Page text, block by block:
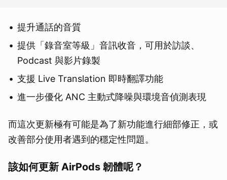
提升通話的音質
提供「錄音室等級」音訊收音，可用於訪談、
Podcast 與影片錄製
支援 Live Translation 即時翻譯功能
進一步優化 ANC 主動式降噪與環境音偵測表現
而這次更新極有可能是為了新功能進行細部修正，或
改善部分使用者遇到的穩定性問題。
該如何更新 AirPods 韌體呢？